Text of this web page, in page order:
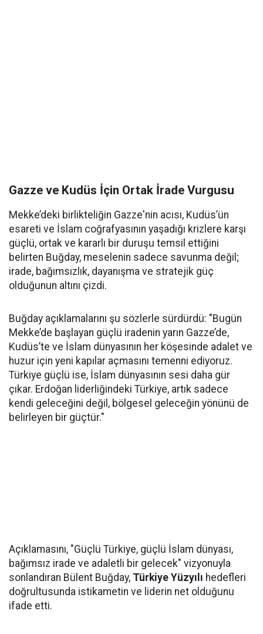
Gazze ve Kudüs İçin Ortak İrade Vurgusu
Mekke’deki birlikteliğin Gazze'nin acısı, Kudüs’ün
esareti ve İslam coğrafyasının yaşadığı krizlere karşı
güçlü, ortak ve kararlı bir duruşu temsil ettiğini
belirten Buğday, meselenin sadece savunma değil;
irade, bağımsızlık, dayanışma ve stratejik güç
olduğunun altını çizdi.
Buğday açıklamalarını şu sözlerle sürdürdü: "Bugün
Mekke’de başlayan güçlü iradenin yarın Gazze’de,
Kudüs’te ve İslam dünyasının her köşesinde adalet ve
huzur için yeni kapılar açmasını temenni ediyoruz.
Türkiye güçlü ise, İslam dünyasının sesi daha gür
çıkar. Erdoğan liderliğindeki Türkiye, artık sadece
kendi geleceğini değil, bölgesel geleceğin yönünü de
belirleyen bir güçtür."
Açıklamasını, "Güçlü Türkiye, güçlü İslam dünyası,
bağımsız irade ve adaletli bir gelecek" vizyonuyla
sonlandıran Bülent Buğday, Türkiye Yüzyılı hedefleri
doğrultusunda istikametin ve liderin net olduğunu
ifade etti.